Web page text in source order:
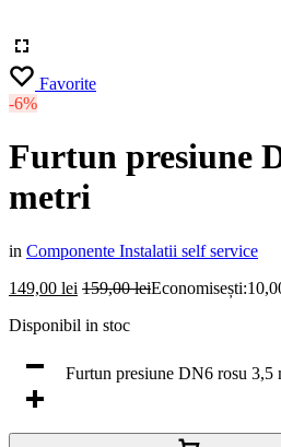
Favorite
-6%
Furtun presiune
metri
in Componente Instalatii self service
149,00 lei 159,00leiEconomisești:
Disponibil in stoc
Furtun presiune DN6 rosu 3,5